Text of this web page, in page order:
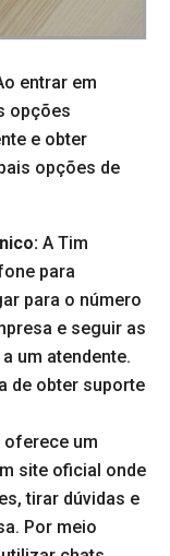
entrar em
opções
e obter
opções de
A Tim
para
para o número
e seguir as
um atendente.
de obter suporte
oferece um
site oficial onde
tirar dúvidas e
Por meio